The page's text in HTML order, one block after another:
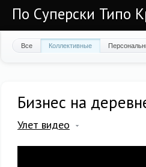
По Суперски Типо
Все Коллективные
Бизнес на
Улет видео